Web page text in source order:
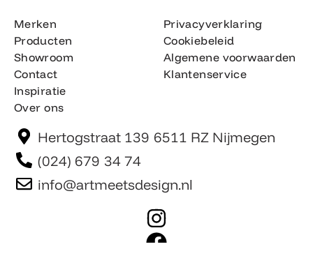
Merken
Producten
Showroom
Contact
Inspiratie
Over ons
Privacyverklaring
Cookiebeleid
Algemene voorwaarden
Klantenservice
Hertogstraat 139 6511 RZ Nijmegen
(024) 679 34 74
info@artmeetsdesign.nl
I
n
F